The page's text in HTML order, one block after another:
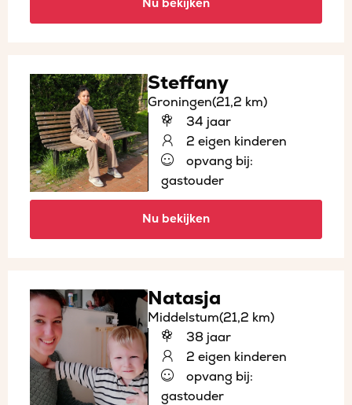
Nu bekijken
Steffany
Groningen(21,2 km)
34 jaar
2 eigen kinderen
opvang bij:
gastouder
Nu bekijken
Natasja
Middelstum(21,2 km)
38 jaar
2 eigen kinderen
opvang bij:
gastouder